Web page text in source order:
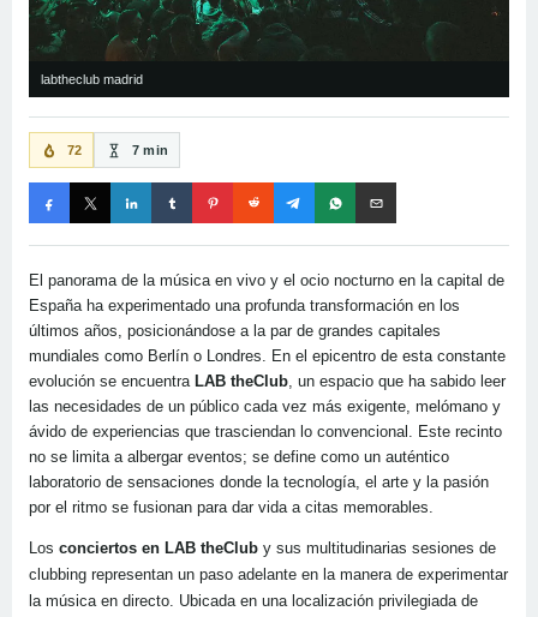
labtheclub madrid
72 7 min
El panorama de la música en vivo y el ocio nocturno en la capital de
España ha experimentado una profunda transformación en los
últimos años, posicionándose a la par de grandes capitales
mundiales como Berlín o Londres. En el epicentro de esta constante
evolución se encuentra LAB theClub, un espacio que ha sabido leer
las necesidades de un público cada vez más exigente, melómano y
ávido de experiencias que trasciendan lo convencional. Este recinto
no se limita a albergar eventos; se define como un auténtico
laboratorio de sensaciones donde la tecnología, el arte y la pasión
por el ritmo se fusionan para dar vida a citas memorables.
Los conciertos en LAB theClub y sus multitudinarias sesiones de
clubbing representan un paso adelante en la manera de experimentar
la música en directo. Ubicada en una localización privilegiada de